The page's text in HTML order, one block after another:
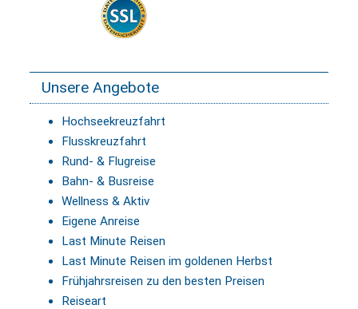
Unsere Angebote
Hochseekreuzfahrt
Flusskreuzfahrt
Rund- & Flugreise
Bahn- & Busreise
Wellness & Aktiv
Eigene Anreise
Last Minute Reisen
Last Minute Reisen im goldenen Herbst
Frühjahrsreisen zu den besten Preisen
Reiseart